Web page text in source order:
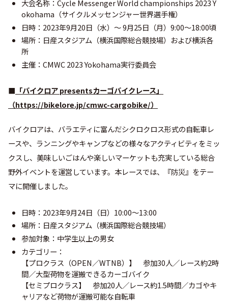
大会名称：Cycle Messenger World championships 2023 Y
okohama（サイクルメッセンジャー世界選手権）
日時：2023年9月20日（水）～ 9月25日（月）9:00〜18:00頃
場所：日産スタジアム（横浜国際総合競技場）および横浜各
所
主催：CMWC 2023 Yokohama実行委員会
■ 「バイクロア presentsカーゴバイクレース」
（https://bikelore.jp/cmwc-cargobike/）
バイクロアは、バラエティに富んだシクロクロス形式の自転車レ
ースや、ランニングやキャンプなどの様々なアクティビティをミッ
クスし、美味しいごはんや楽しいマーケットも充実している総合
野外イベントを運営しています。本レースでは、『防災』をテー
マに開催しました。
日時：2023年9月24日（日）10:00～13:00
場所：日産スタジアム（横浜国際総合競技場）
参加対象：中学生以上の男女
カテゴリー：
【プロクラス（OPEN／WTNB）】 参加30人／レース約2時
間／大型荷物を運搬できるカーゴバイク
【セミプロクラス】 参加20人／レース約1.5時間／カゴやキ
ャリアなど荷物が運搬可能な自転車